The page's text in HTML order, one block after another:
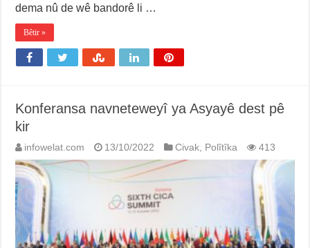
dema nû de wê bandorê li …
Bêtir »
Konferansa navneteweyî ya Asyayê dest pê
kir
infowelat.com 13/10/2022 Civak Polîtîka 413